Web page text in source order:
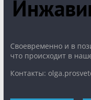
Cвоевременно и в
что происходит в
Контакты: